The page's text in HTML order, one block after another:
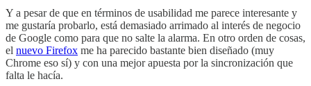
Y a pesar de que en términos de usabilidad me parece interesante y
me gustaría probarlo, está demasiado arrimado al interés de negocio
de Google como para que no salte la alarma. En otro orden de cosas,
el nuevo Firefox me ha parecido bastante bien diseñado (muy
Chrome eso sí) y con una mejor apuesta por la sincronización que
falta le hacía.